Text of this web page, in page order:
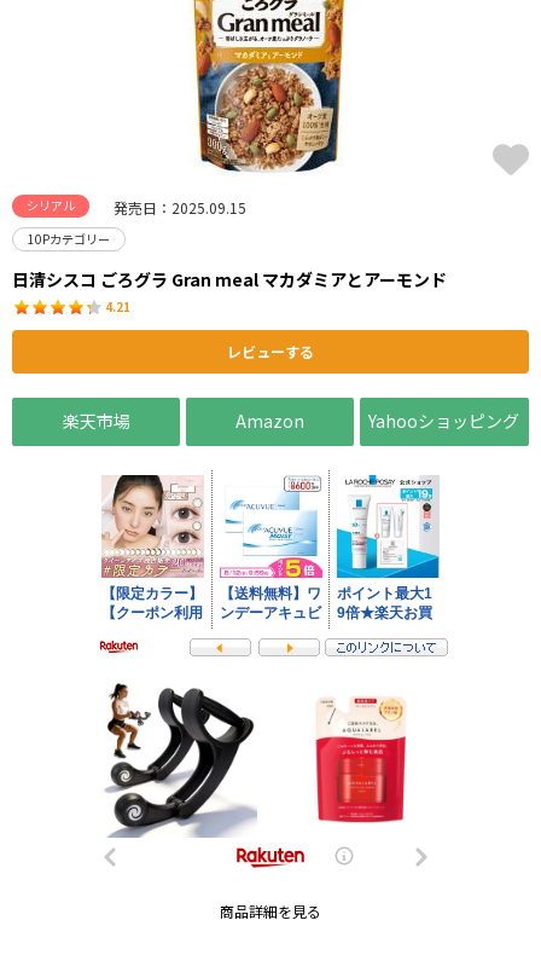
シリアル 発売日：2025.09.15
10Pカテゴリー
日清シスコ ごろグラ Gran meal マカダミアとアーモンド
4.21
レビューする
楽天市場 Amazon Yahooショッピング
商品詳細を見る